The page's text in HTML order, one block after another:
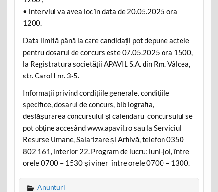
• interviul va avea loc în data de 20.05.2025 ora
1200.
Data limită până la care candidații pot depune actele
pentru dosarul de concurs este 07.05.2025 ora 1500,
la Registratura societății APAVIL S.A. din Rm. Vâlcea,
str. Carol I nr. 3-5.
Informații privind condițiile generale, condițiile
specifice, dosarul de concurs, bibliografia,
desfășurarea concursului și calendarul concursului se
pot obține accesând www.apavil.ro sau la Serviciul
Resurse Umane, Salarizare și Arhivă, telefon 0350
802 161, interior 22. Program de lucru: luni-joi, între
orele 0700 – 1530 și vineri între orele 0700 – 1300.
Anunturi